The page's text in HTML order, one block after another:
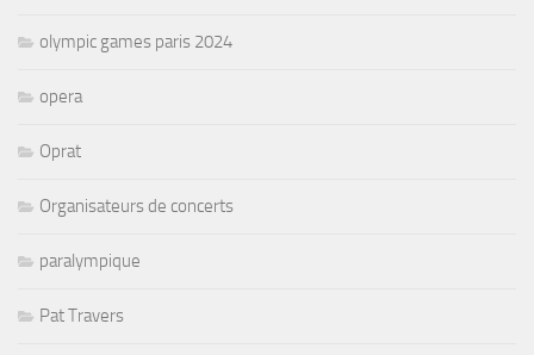
olympic games paris 2024
opera
Oprat
Organisateurs de concerts
paralympique
Pat Travers